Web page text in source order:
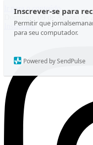
Inscrever-se para
Permitir que
para seu computador.
Powered by SendPulse
Ir para o conteúdo
Domingo, 09 de Agosto de
Instagram